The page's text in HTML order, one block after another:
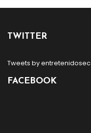
TWITTER
Tweets by entretenidosec
FACEBOOK